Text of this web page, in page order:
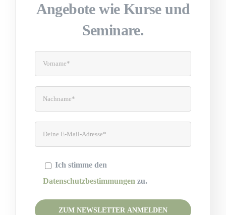
Angebote wie Kurse und
Seminare.
Ich stimme den
Datenschutzbestimmungenzu.
Please leave this field empty.